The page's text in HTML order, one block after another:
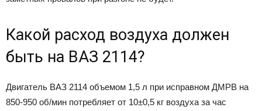
Какой расход воздуха должен
быть на ВАЗ 2114?
Двигатель ВАЗ 2114 объемом 1,5 л при исправном ДМРВ на
850-950 об/мин потребляет от 10±0,5 кг воздуха за час